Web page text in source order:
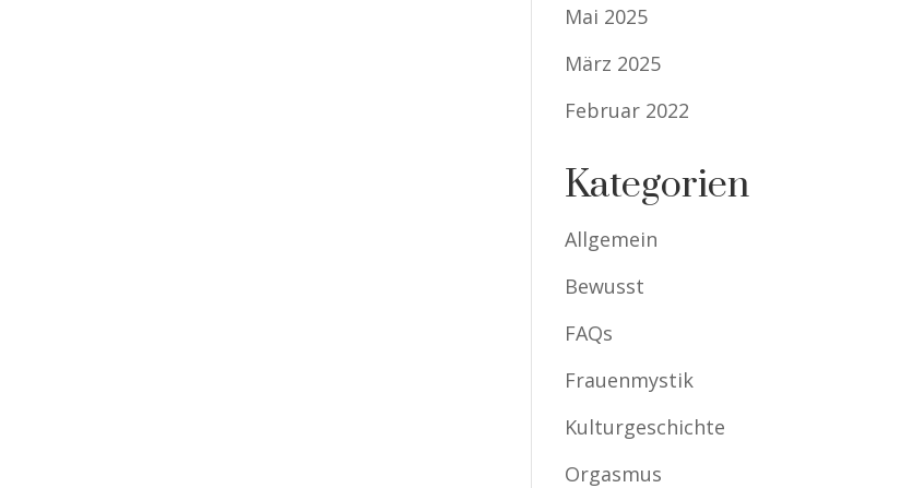
Mai 2025
März 2025
Februar 2022
Kategorien
Allgemein
Bewusst
FAQs
Frauenmystik
Kulturgeschichte
Orgasmus